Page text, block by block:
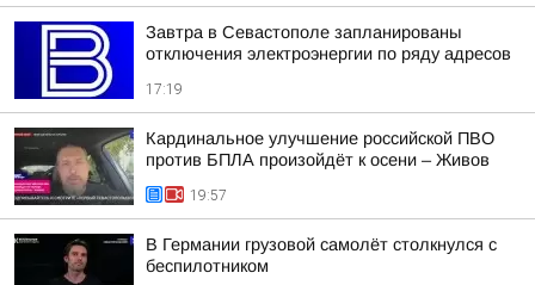
Завтра в Севастополе запланированы
отключения электроэнергии по ряду адресов
17:19
Кардинальное улучшение российской ПВО
против БПЛА произойдёт к осени – Живов
19:57
В Германии грузовой самолёт столкнулся с
беспилотником